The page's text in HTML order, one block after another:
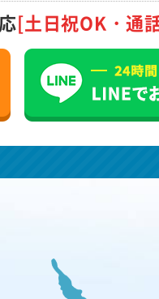
[土日祝OK・通